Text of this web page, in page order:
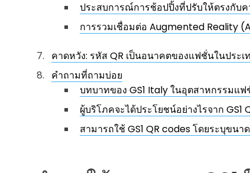
ประสบการณ์การช้อปปิ้งที่ปรับให้ตรงกับ
การรวมเชื่อมต่อ Augmented Reality
คาดหวัง: รหัส QR เป็นอนาคตของแฟชั่นในประเ
คำถามที่ถามบ่อย
บทบาทของ GS1 Italy ในอุตสาหกรรมแ
ผู้บริโภคจะได้ประโยชน์อย่างไรจาก GS1
สามารถใช้ GS1 QR codes โดยระบุขน